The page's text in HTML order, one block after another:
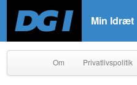
Min Idræt
Om Privatlivspolitik